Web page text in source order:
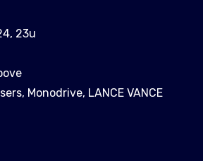
23u
Monodrive, LANCE VANCE